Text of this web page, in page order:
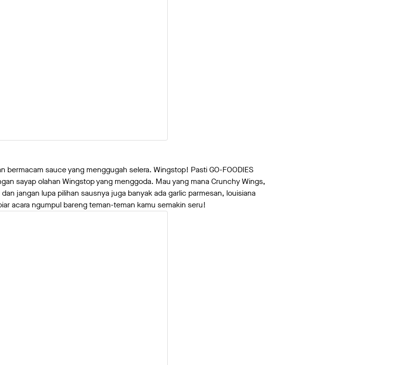
bermacam sauce yang menggugah selera. Wingstop! Pasti GO-FOODIES
sayap olahan Wingstop yang menggoda. Mau yang mana Crunchy Wings,
jangan lupa pilihan sausnya juga banyak ada garlic parmesan, louisiana
acara ngumpul bareng teman-teman kamu semakin seru!